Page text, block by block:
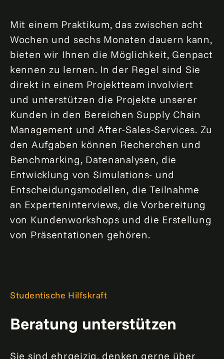
Mit einem Praktikum, das zwischen acht
Wochen und sechs Monaten dauern kann,
bieten wir Ihnen die Möglichkeit, Genpact
kennen zu lernen. In der Regel sind Sie
direkt in einem Projektteam involviert
und unterstützen die Projekte unserer
Kunden in den Bereichen Supply Chain
Management und After-Sales-Services. Zu
den Aufgaben können Recherchen und
Benchmarking, Datenanalysen, die
Entwicklung von Simulations- und
Entscheidungsmodellen, die Teilnahme
an Experteninterviews, die Vorbereitung
von Kundenworkshops und die Erstellung
von Präsentationen gehören.
Studentische Hilfskraft
Beratung unterstützen
Sie sind ehrgeizig, denken gerne über